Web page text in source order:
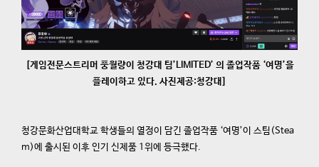
[게임전문스트리머 풍월량이 청강대 팀’LIMITED’ 의 졸업작품 ‘여명’을
플레이하고 있다. 사진제공:청강대]
청강문화산업대학교 학생들의 열정이 담긴 졸업작품 ‘여명’이 스팀(Stea
m)에 출시된 이후 인기 신제품 1위에 등극했다.